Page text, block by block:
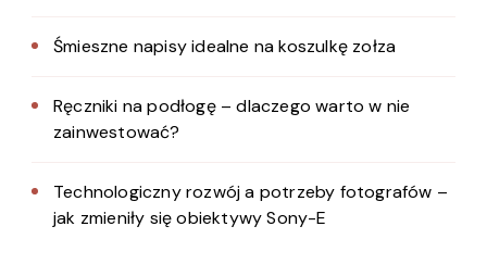
Śmieszne napisy idealne na koszulkę zołza
Ręczniki na podłogę – dlaczego warto w nie
zainwestować?
Technologiczny rozwój a potrzeby fotografów –
jak zmieniły się obiektywy Sony-E